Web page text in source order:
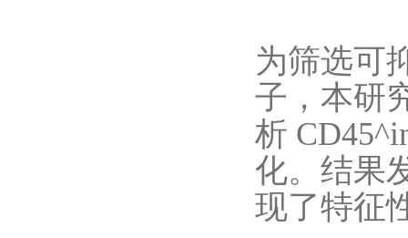
为筛选可
子，本研
析
化。结果
现了特征